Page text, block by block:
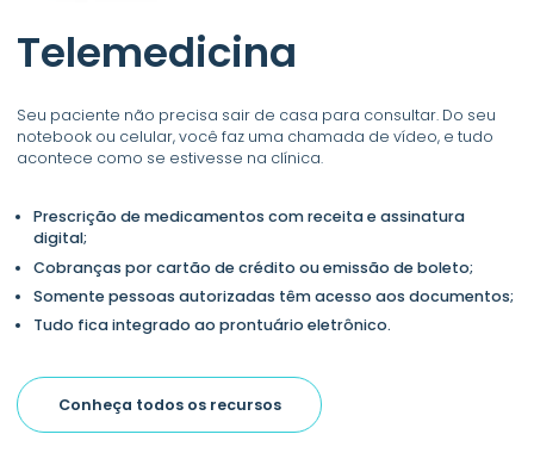
Telemedicina
Seu paciente não precisa sair de casa para consultar. Do seu
notebook ou celular, você faz uma chamada de vídeo, e tudo
acontece como se estivesse na clínica.
Prescrição de medicamentos com receita e assinatura
digital;
Cobranças por cartão de crédito ou emissão de boleto;
Somente pessoas autorizadas têm acesso aos documentos;
Tudo fica integrado ao prontuário eletrônico.
Conheça todos os recursos